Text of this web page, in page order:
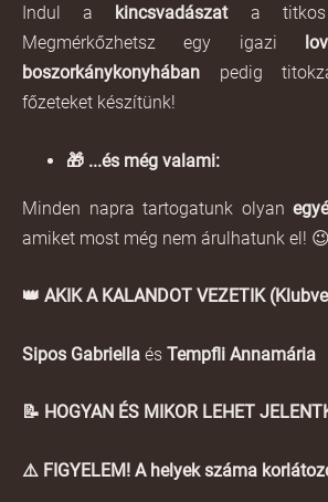
Indul a kincsvadászata titkos
Megmérkőzhetsz egy igazi
boszorkánykonyhában pedig
főzeteket készítünk!
🎁 ...és még valami:
Minden napra tartogatunk olyan
amiket most még nem árulhatunk el! 😉
👑 AKIK A KALANDOT VEZETIK
Sipos Gabriella és Tempfli Annamária
📝 HOGYAN ÉS MIKOR LEHET
⚠️ FIGYELEM! A helyek száma